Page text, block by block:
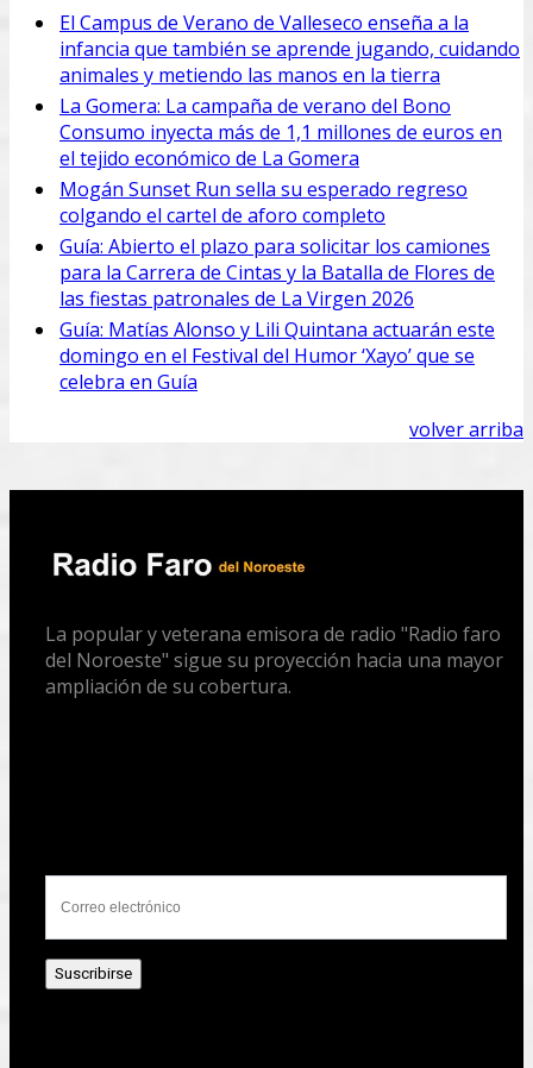
El Campus de Verano de Valleseco enseña a la
infancia que también se aprende jugando, cuidando
animales y metiendo las manos en la tierra
La Gomera: La campaña de verano del Bono
Consumo inyecta más de 1,1 millones de euros en
el tejido económico de La Gomera
Mogán Sunset Run sella su esperado regreso
colgando el cartel de aforo completo
Guía: Abierto el plazo para solicitar los camiones
para la Carrera de Cintas y la Batalla de Flores de
las fiestas patronales de La Virgen 2026
Guía: Matías Alonso y Lili Quintana actuarán este
domingo en el Festival del Humor ‘Xayo’ que se
celebra en Guía
volver arriba
La popular y veterana emisora de radio "Radio faro
del Noroeste" sigue su proyección hacia una mayor
ampliación de su cobertura.